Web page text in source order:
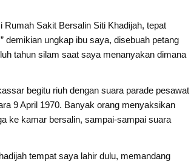
Rumah Sakit Bersalin Siti Khadijah, tepat
demikian ungkap ibu saya, disebuah petang
tahun silam saat saya menanyakan dimana
begitu riuh dengan suara parade pesawat
9 April 1970. Banyak orang menyaksikan
ke kamar bersalin, sampai-sampai suara
tempat saya lahir dulu, memandang